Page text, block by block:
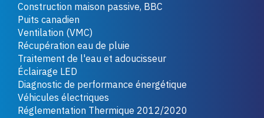
Construction maison passive, BBC
Puits canadien
Ventilation (VMC)
Récupération eau de pluie
Traitement de l'eau et adoucisseur
Éclairage LED
Diagnostic de performance énergétique
Véhicules électriques
Réglementation Thermique 2012/2020